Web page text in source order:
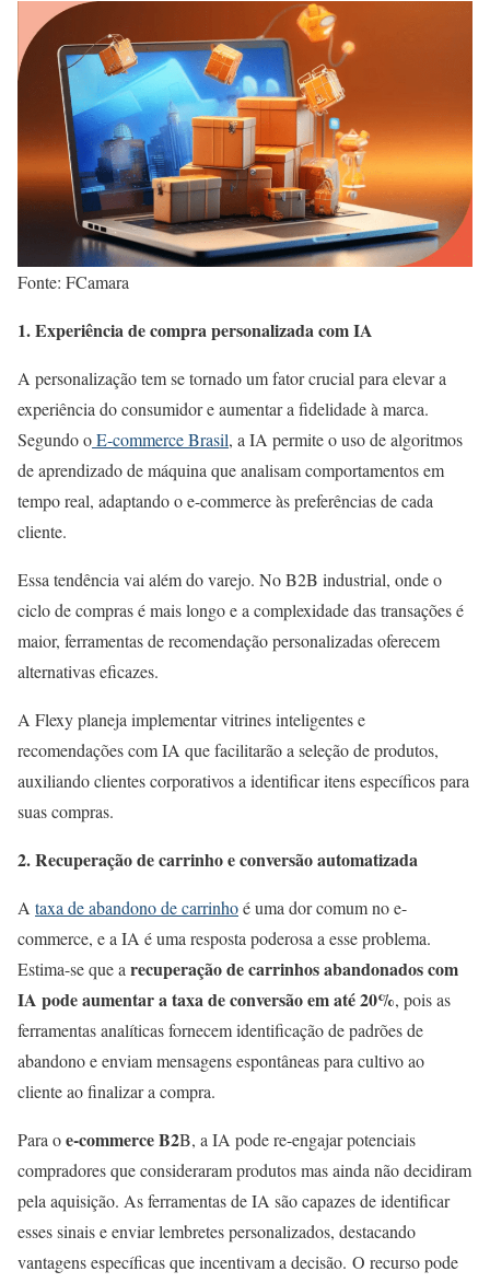
Fonte: FCamara
1. Experiência de compra personalizada com IA
A personalização tem se tornado um fator crucial para elevar a
experiência do consumidor e aumentar a fidelidade à marca.
Segundo oE-commerce Brasil, a IA permite o uso de algoritmos
de aprendizado de máquina que analisam comportamentos em
tempo real, adaptando o e-commerce às preferências de cada
cliente.
Essa tendência vai além do varejo. No B2B industrial, onde o
ciclo de compras é mais longo e a complexidade das transações é
maior, ferramentas de recomendação personalizadas oferecem
alternativas eficazes.
A Flexy planeja implementar vitrines inteligentes e
recomendações com IA que facilitarão a seleção de produtos,
auxiliando clientes corporativos a identificar itens específicos para
suas compras.
2. Recuperação de carrinho e conversão automatizada
A taxa de abandono de carrinhoé uma dor comum no e-
commerce, e a IA é uma resposta poderosa a esse problema.
Estima-se que a recuperação de carrinhos abandonados com
IA pode aumentar a taxa de conversão em até 20%, pois as
ferramentas analíticas fornecem identificação de padrões de
abandono e enviam mensagens espontâneas para cultivo ao
cliente ao finalizar a compra.
Para oe-commerce B2B, a IA pode re-engajar potenciais
compradores que consideraram produtos mas ainda não decidiram
pela aquisição. As ferramentas de IA são capazes de identificar
esses sinais e enviar lembretes personalizados, destacando
vantagens específicas que incentivam a decisão. O recurso pode